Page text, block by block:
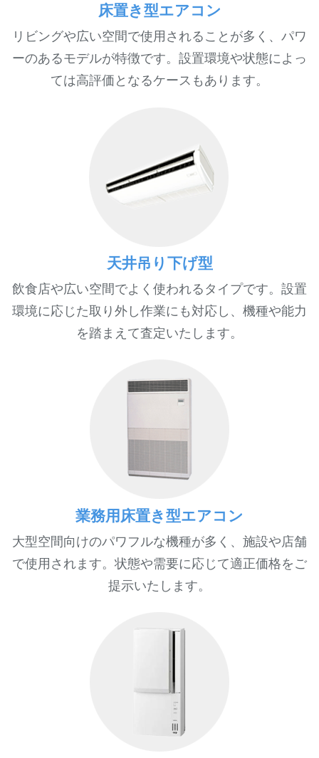
床置き型エアコン
リビングや広い空間で使用されることが多く、パワ
ーのあるモデルが特徴です。設置環境や状態によっ
ては高評価となるケースもあります。
天井吊り下げ型
飲食店や広い空間でよく使われるタイプです。設置
環境に応じた取り外し作業にも対応し、機種や能力
を踏まえて査定いたします。
業務用床置き型エアコン
大型空間向けのパワフルな機種が多く、施設や店舗
で使用されます。状態や需要に応じて適正価格をご
提示いたします。